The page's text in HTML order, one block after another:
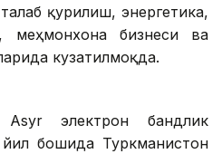
қурилиш, энергетика,
меҳмонхона бизнеси ва
кузатилмоқда.
электрон бандлик
бошида Туркманистон